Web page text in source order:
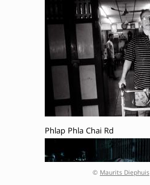
Phlap Phla Chai Rd
© Maurits Diephuis